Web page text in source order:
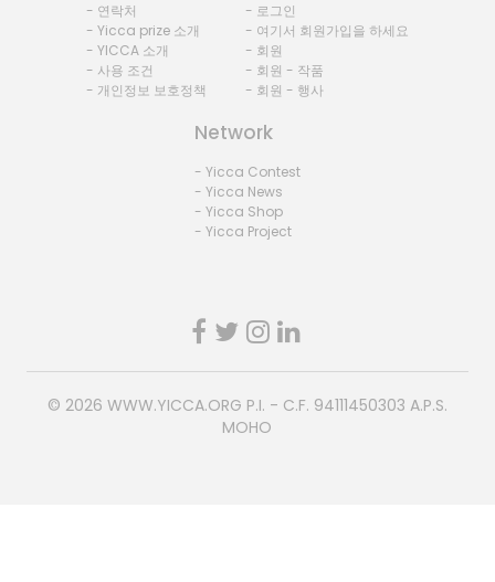
- 연락처
- Yicca prize 소개
- YICCA 소개
- 사용 조건
- 개인정보 보호정책
- 로그인
- 여기서 회원가입을 하세요
- 회원
- 회원 - 작품
- 회원 - 행사
Network
- Yicca Contest
- Yicca News
- Yicca Shop
- Yicca Project
© 2026 WWW.YICCA.ORG P.I. - C.F. 94111450303 A.P.S.
MOHO